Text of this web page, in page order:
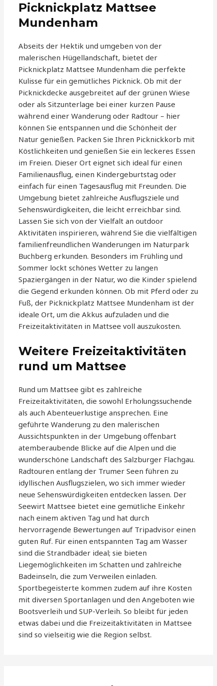
Picknickplatz Mattsee
Mundenham
Abseits der Hektik und umgeben von der
malerischen Hügellandschaft, bietet der
Picknickplatz Mattsee Mundenham die perfekte
Kulisse für ein gemütliches Picknick. Ob mit der
Picknickdecke ausgebreitet auf der grünen Wiese
oder als Sitzunterlage bei einer kurzen Pause
während einer Wanderung oder Radtour – hier
können Sie entspannen und die Schönheit der
Natur genießen. Packen Sie Ihren Picknickkorb mit
Köstlichkeiten und genießen Sie ein leckeres Essen
im Freien. Dieser Ort eignet sich ideal für einen
Familienausflug, einen Kindergeburtstag oder
einfach für einen Tagesausflug mit Freunden. Die
Umgebung bietet zahlreiche Ausflugsziele und
Sehenswürdigkeiten, die leicht erreichbar sind.
Lassen Sie sich von der Vielfalt an outdoor
Aktivitäten inspirieren, während Sie die vielfältigen
familienfreundlichen Wanderungen im Naturpark
Buchberg erkunden. Besonders im Frühling und
Sommer lockt schönes Wetter zu langen
Spaziergängen in der Natur, wo die Kinder spielend
die Gegend erkunden können. Ob mit Pferd oder zu
Fuß, der Picknickplatz Mattsee Mundenham ist der
ideale Ort, um die Akkus aufzuladen und die
Freizeitaktivitäten in Mattsee voll auszukosten.
Weitere Freizeitaktivitäten
rund um Mattsee
Rund um Mattsee gibt es zahlreiche
Freizeitaktivitäten, die sowohl Erholungssuchende
als auch Abenteuerlustige ansprechen. Eine
geführte Wanderung zu den malerischen
Aussichtspunkten in der Umgebung offenbart
atemberaubende Blicke auf die Alpen und die
wunderschöne Landschaft des Salzburger Flachgau.
Radtouren entlang der Trumer Seen führen zu
idyllischen Ausflugszielen, wo sich immer wieder
neue Sehenswürdigkeiten entdecken lassen. Der
Seewirt Mattsee bietet eine gemütliche Einkehr
nach einem aktiven Tag und hat durch
hervorragende Bewertungen auf Tripadvisor einen
guten Ruf. Für einen entspannten Tag am Wasser
sind die Strandbäder ideal; sie bieten
Liegemöglichkeiten im Schatten und zahlreiche
Badeinseln, die zum Verweilen einladen.
Sportbegeisterte kommen zudem auf ihre Kosten
mit diversen Sportanlagen und den Angeboten wie
Bootsverleih und SUP-Verleih. So bleibt für jeden
etwas dabei und die Freizeitaktivitäten in Mattsee
sind so vielseitig wie die Region selbst.